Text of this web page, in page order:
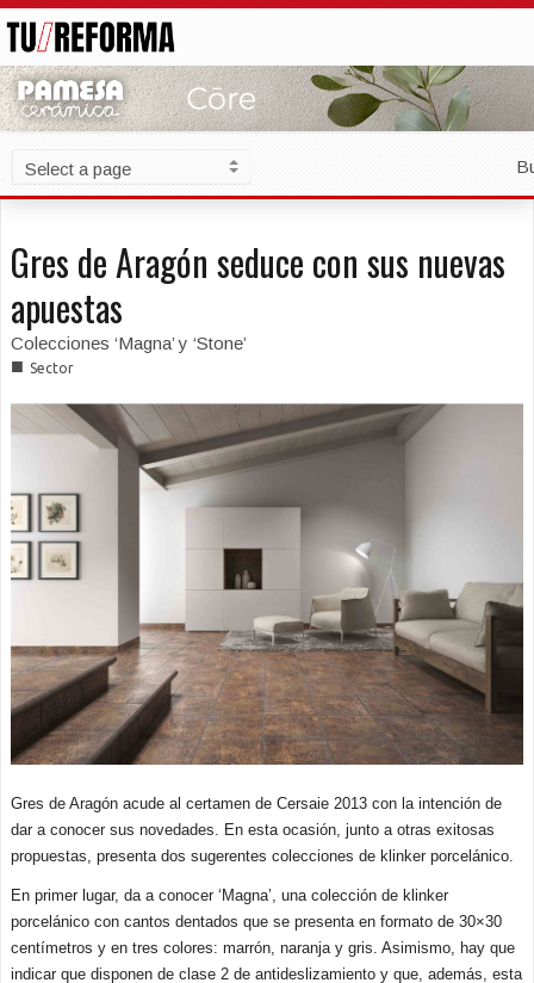
Gres de Aragón seduce con sus nuevas
apuestas
Colecciones ‘Magna’ y ‘Stone’
■ Sector
Gres de Aragón acude al certamen de Cersaie 2013 con la intención de
dar a conocer sus novedades. En esta ocasión, junto a otras exitosas
propuestas, presenta dos sugerentes colecciones de klinker porcelánico.
En primer lugar, da a conocer ‘Magna’, una colección de klinker
porcelánico con cantos dentados que se presenta en formato de 30×30
centímetros y en tres colores: marrón, naranja y gris. Asimismo, hay que
indicar que disponen de clase 2 de antideslizamiento y que, además, esta